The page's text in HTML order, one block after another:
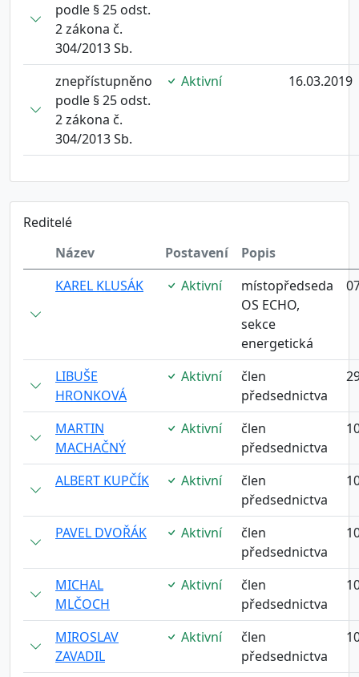
podle § 25 odst.
2 zákona č.
304/2013 Sb.
znepřístupněno
podle § 25 odst.
2 zákona č.
304/2013 Sb.
Aktivní 16.03.2019
Reditelé
Název
Postavení
Popis
KAREL KLUSÁK
Aktivní
místopředseda
OS ECHO,
sekce
energetická
LIBUŠE
HRONKOVÁ
Aktivní
člen
předsednictva
MARTIN
MACHAČNÝ
Aktivní
člen
předsednictva
ALBERT KUPČÍK Aktivní
člen
předsednictva
PAVEL DVOŘÁK Aktivní
člen
předsednictva
MICHAL
MLČOCH
Aktivní
člen
předsednictva
MIROSLAV
ZAVADIL
Aktivní
člen
předsednictva